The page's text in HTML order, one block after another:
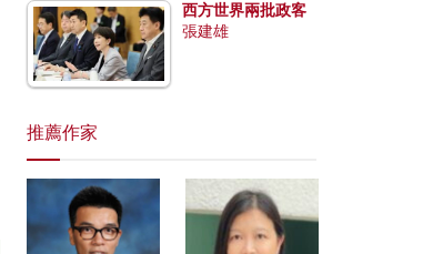
西方世界兩批政客
張建雄
推薦作家